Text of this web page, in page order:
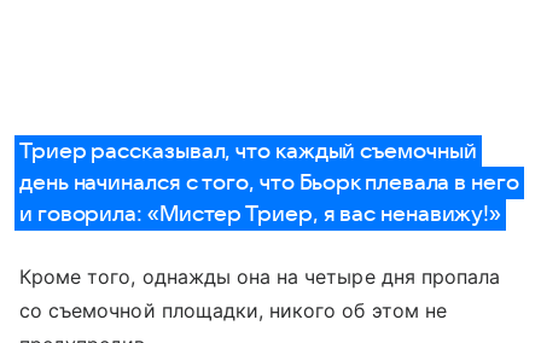
Триер рассказывал, что каждый съемочный
день начинался с того, что Бьорк плевала в него
и говорила: «Мистер Триер, я вас ненавижу!»
Кроме того, однажды она на четыре дня пропала
со съемочной площадки, никого об этом не